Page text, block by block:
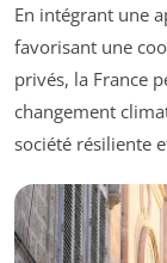
En intégrant une
favorisant une
privés, la France
changement
société résiliente